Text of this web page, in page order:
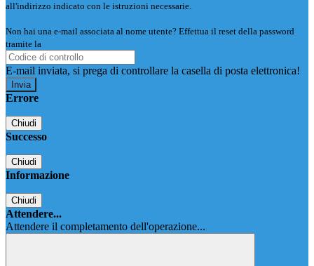
all'indirizzo indicato con le istruzioni necessarie.
Non hai una e-mail associata al nome utente? Effettua il reset della password
tramite la
E-mail inviata, si prega di controllare la casella di posta elettronica!
Errore
Chiudi
Successo
Chiudi
Informazione
Chiudi
Attendere...
Attendere il completamento dell'operazione...